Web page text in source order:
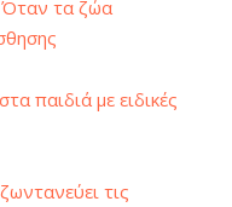
Όταν τα ζώα
παιδιά με ειδικές
τις